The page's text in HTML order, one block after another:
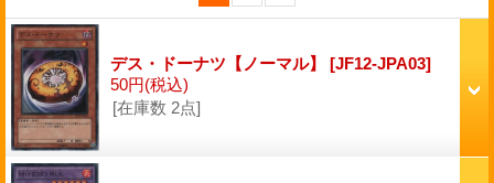
デス・ドーナツ【ノーマル】 [JF12-JPA03]
50円(税込)
[在庫数 2点]